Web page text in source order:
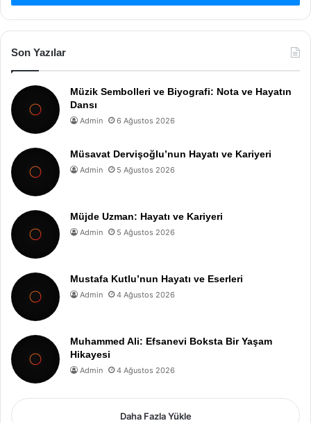
Son Yazılar
Müzik Sembolleri ve Biyografi: Nota ve Hayatın
Dansı
Admin 6 Ağustos 2026
Müsavat Dervişoğlu’nun Hayatı ve Kariyeri
Admin 5 Ağustos 2026
Müjde Uzman: Hayatı ve Kariyeri
Admin 5 Ağustos 2026
Mustafa Kutlu’nun Hayatı ve Eserleri
Admin 4 Ağustos 2026
Muhammed Ali: Efsanevi Boksta Bir Yaşam
Hikayesi
Admin 4 Ağustos 2026
Daha Fazla Yükle